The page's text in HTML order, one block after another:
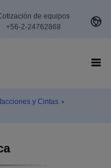
de equipos
+56-2-24762868
y Cintas ›